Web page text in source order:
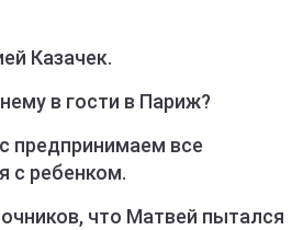
Казачек.
в гости в Париж?
предпринимаем все
с ребенком.
что Матвей пытался